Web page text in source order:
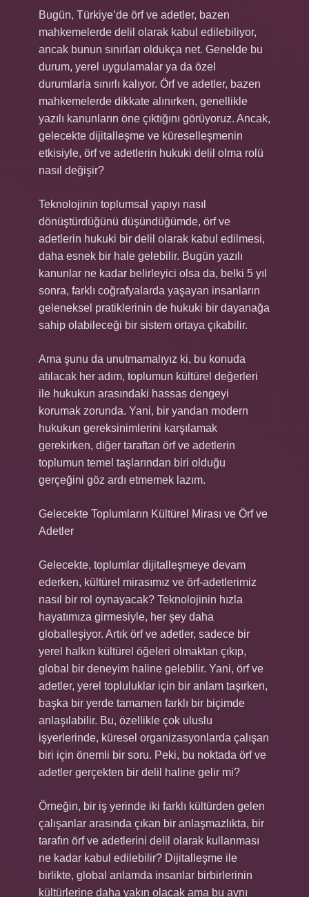
Bugün, Türkiye’de örf ve adetler, bazen
mahkemelerde delil olarak kabul edilebiliyor,
ancak bunun sınırları oldukça net. Genelde bu
durum, yerel uygulamalar ya da özel
durumlarla sınırlı kalıyor. Örf ve adetler, bazen
mahkemelerde dikkate alınırken, genellikle
yazılı kanunların öne çıktığını görüyoruz. Ancak,
gelecekte dijitalleşme ve küreselleşmenin
etkisiyle, örf ve adetlerin hukuki delil olma rolü
nasıl değişir?
Teknolojinin toplumsal yapıyı nasıl
dönüştürdüğünü düşündüğümde, örf ve
adetlerin hukuki bir delil olarak kabul edilmesi,
daha esnek bir hale gelebilir. Bugün yazılı
kanunlar ne kadar belirleyici olsa da, belki 5 yıl
sonra, farklı coğrafyalarda yaşayan insanların
geleneksel pratiklerinin de hukuki bir dayanağa
sahip olabileceği bir sistem ortaya çıkabilir.
Ama şunu da unutmamalıyız ki, bu konuda
atılacak her adım, toplumun kültürel değerleri
ile hukukun arasındaki hassas dengeyi
korumak zorunda. Yani, bir yandan modern
hukukun gereksinimlerini karşılamak
gerekirken, diğer taraftan örf ve adetlerin
toplumun temel taşlarından biri olduğu
gerçeğini göz ardı etmemek lazım.
Gelecekte Toplumların Kültürel Mirası ve Örf ve
Adetler
Gelecekte, toplumlar dijitalleşmeye devam
ederken, kültürel mirasımız ve örf-adetlerimiz
nasıl bir rol oynayacak? Teknolojinin hızla
hayatımıza girmesiyle, her şey daha
globalleşiyor. Artık örf ve adetler, sadece bir
yerel halkın kültürel öğeleri olmaktan çıkıp,
global bir deneyim haline gelebilir. Yani, örf ve
adetler, yerel topluluklar için bir anlam taşırken,
başka bir yerde tamamen farklı bir biçimde
anlaşılabilir. Bu, özellikle çok uluslu
işyerlerinde, küresel organizasyonlarda çalışan
biri için önemli bir soru. Peki, bu noktada örf ve
adetler gerçekten bir delil haline gelir mi?
Örneğin, bir iş yerinde iki farklı kültürden gelen
çalışanlar arasında çıkan bir anlaşmazlıkta, bir
tarafın örf ve adetlerini delil olarak kullanması
ne kadar kabul edilebilir? Dijitalleşme ile
birlikte, global anlamda insanlar birbirlerinin
kültürlerine daha yakın olacak ama bu aynı